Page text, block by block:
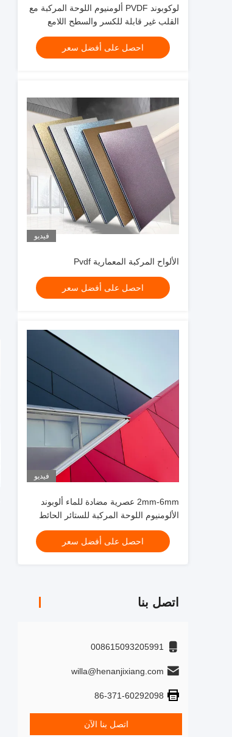
لوكوبوند PVDF ألومنيوم اللوحة المركبة مع
القلب غير قابلة للكسر والسطح اللامع
النهاية
احصل على أفضل سعر
فيديو
الألواح المركبة المعمارية Pvdf
احصل على أفضل سعر
فيديو
2mm-6mm عصرية مضادة للماء ألوبوند
الألومنيوم اللوحة المركبة للستائر الحائط
السقف الداخلي المأوى
احصل على أفضل سعر
اتصل بنا
008615093205991
willa@henanjixiang.com
86-371-60292098
اتصل بنا الآن